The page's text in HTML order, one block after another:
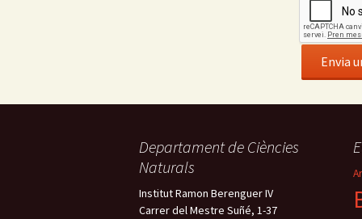
Departament de Ciències
Naturals
Institut Ramon Berenguer IV
Carrer del Mestre Suñé, 1-37